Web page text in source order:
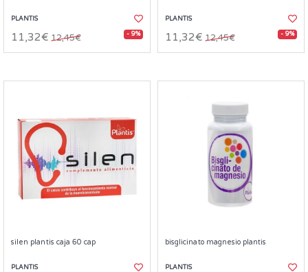
PLANTIS
11,32€ 12,45€ - 9%
PLANTIS
11,32€ 12,45€ - 9%
silen plantis caja 60 cap
PLANTIS
bisglicinato magnesio plantis
PLANTIS